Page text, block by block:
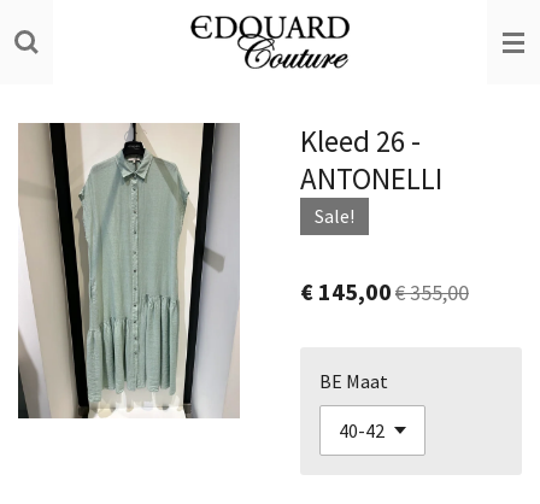
direct
hoofdinhoud
Kleed 26 -
ANTONELLI
Sale!
€ 145,00€ 355,00
BE Maat